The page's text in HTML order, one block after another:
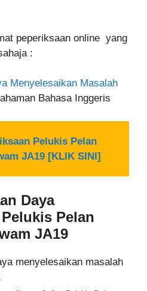
peperiksaan online yang
:
Menyelesaikan Masalah
Bahasa Inggeris
Pelukis Pelan
JA19 [KLIK SINI]
Daya
Pelan
JA19